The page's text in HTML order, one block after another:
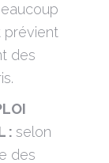
prévient
des
: selon
des